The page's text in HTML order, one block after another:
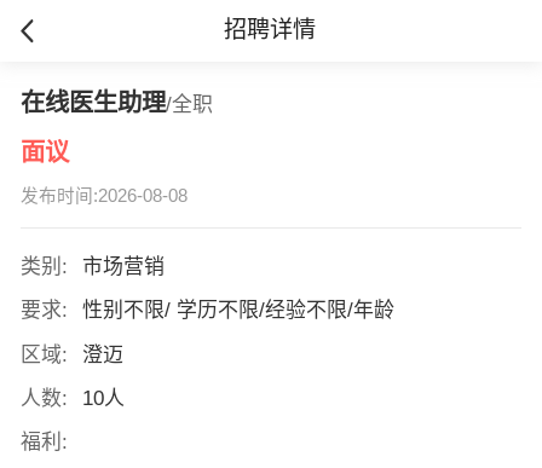
招聘详情
在线医生助理/全职
面议
发布时间:2026-08-08
类别:
市场营销
要求:
性别不限/ 学历不限/经验不限/年龄
区域:
澄迈
人数:
10人
福利: